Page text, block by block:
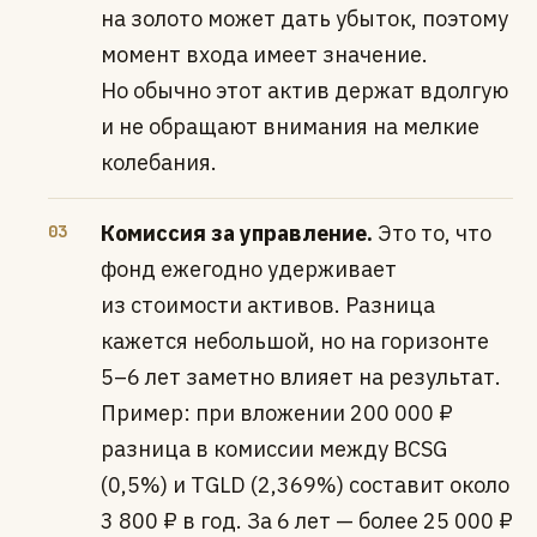
на золото может дать убыток, поэтому
момент входа имеет значение.
Но обычно этот актив держат вдолгую
и не обращают внимания на мелкие
колебания.
Комиссия за управление. Это то, что
фонд ежегодно удерживает
из стоимости активов. Разница
кажется небольшой, но на горизонте
5–6 лет заметно влияет на результат.
Пример: при вложении 200 000 ₽
разница в комиссии между BCSG
(0,5%) и TGLD (2,369%) составит около
3 800 ₽ в год. За 6 лет — более 25 000 ₽